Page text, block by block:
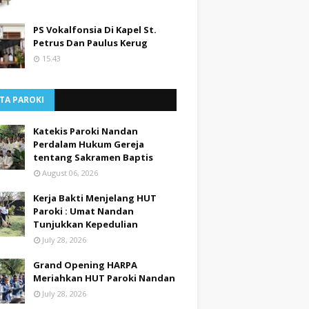
PS Vokalfonsia Di Kapel St.
Petrus Dan Paulus Kerug
15.43
PAROKI
Katekis Paroki Nandan
Perdalam Hukum Gereja
tentang Sakramen Baptis
August 06, 2026
Kerja Bakti Menjelang HUT
Paroki : Umat Nandan
Tunjukkan Kepedulian
July 28, 2026
Grand Opening HARPA
Meriahkan HUT Paroki Nandan
July 28, 2026